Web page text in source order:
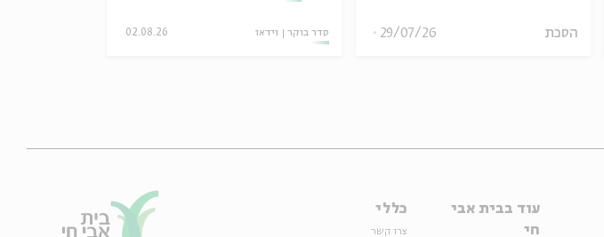
סדר בוקר וידאו 02.08.26 הסכת 29/07/26
עוד בבית אבי
חי
כללי
צרו קשר